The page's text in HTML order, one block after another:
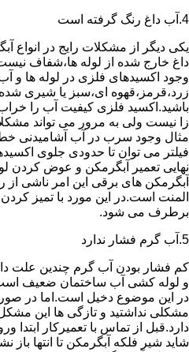
4.آب داغ رنگ گرفته است
یکی دیگر از مشکلات رایج در انواع
داغ خارج شده از لوله ها،شفاف
وجود اکسیدهای فلزی در لوله ها و
زرد،قرمز،قهوه ای،سبز یا شیری شده
باشید.اکسید فلزی کیفیت آب را
زا نیست ولی به مرور می تواند
مثال وجود سرب در آب آشامیدنی
فیلتر می توان تا حدودی جلوی
نهایی تعمیر آبگرمکن و عوض کردن
آبگرمکن های برقی این امر ناشی
المنت است.در این مورد با تمیز
برطرف می شود.
5.آب گرم فشار ندارد
کم فشار بودن آب گرم چندین علت
و لوله کشی آب ساختمان ضعیف
در این موضوع دخیل است.اما در
مشکلی نداشتید و تازگی ها این
دارد.قبل از تماس با تعمیرکار ابتدا
شاید شیر فلکه آبگرمکن تا انتها